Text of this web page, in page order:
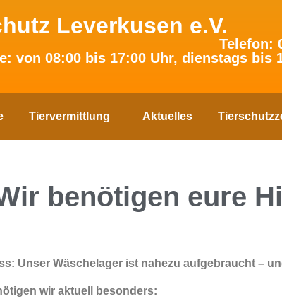
Leverkusen e.V.
Telefon:
von 08:00 bis 17:00 Uhr, dienstags bis
Tiervermittlung Aktuelles
benötigen eure
Unser Wäschelager ist nahezu aufgebraucht –
wir aktuell besonders: